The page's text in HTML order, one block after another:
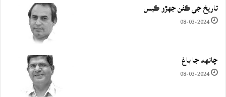
تاريخ جي ڪفن جھڙو ڪيس
08-03-2024
چانهه جا باغ
08-03-2024